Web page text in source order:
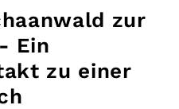
zur
Ein
zu einer